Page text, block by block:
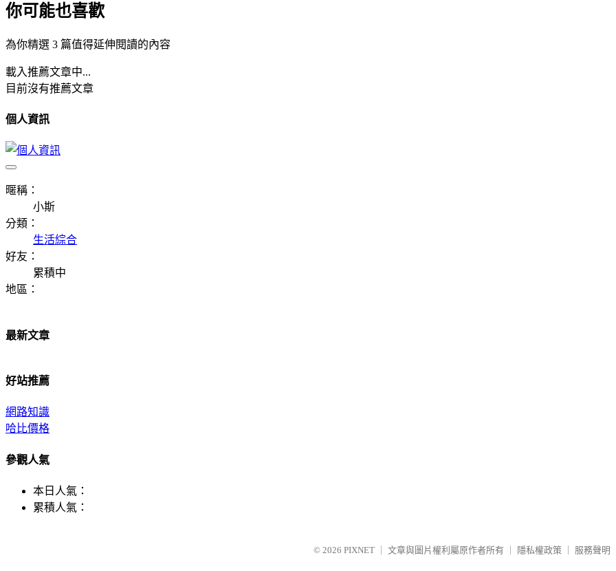
你可能也喜歡
為你精選 3 篇值得延伸閱讀的內容
載入推薦文章中...
目前沒有推薦文章
個人資訊
暱稱：
小斯
分類：
生活綜合
好友：
累積中
地區：
最新文章
好站推薦
網路知識
哈比價格
參觀人氣
本日人氣：
累積人氣：
© 2026 PIXNET 文章與圖片權利屬原作者所有 隱私權政策 服務聲明